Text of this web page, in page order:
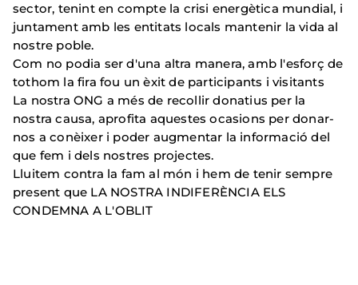
sector, tenint en compte la crisi energètica mundial, i
juntament amb les entitats locals mantenir la vida al
nostre poble.
Com no podia ser d'una altra manera, amb l'esforç de
tothom la fira fou un èxit de participants i visitants
La nostra ONG a més de recollir donatius per la
nostra causa, aprofita aquestes ocasions per donar-
nos a conèixer i poder augmentar la informació del
que fem i dels nostres projectes.
Lluitem contra la fam al món i hem de tenir sempre
present que LA NOSTRA INDIFERÈNCIA ELS
CONDEMNA A L'OBLIT